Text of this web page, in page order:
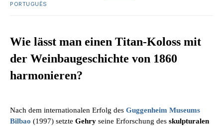
PORTUGUÊS
Wie lässt man einen Titan-Koloss mit
der Weinbaugeschichte von 1860
harmonieren?
Nach dem internationalen Erfolg des Guggenheim Museums
Bilbao (1997) setzte Gehry seine Erforschung des skulpturalen